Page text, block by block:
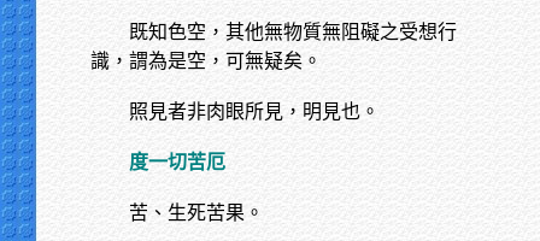
既知色空，其他無物質無阻礙之受想行
識，謂為是空，可無疑矣。
照見者非肉眼所見，明見也。
度一切苦厄
苦、生死苦果。